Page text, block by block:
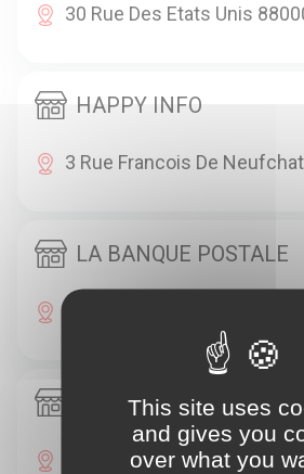
30 Rue Des Etats Unis
HAPPY INFO
3 Rue Francois De
LA BANQUE POSTALE
LA BANQUE POSTALE
8 Avenue Du Marechal De
This site uses
and gives you
over what you